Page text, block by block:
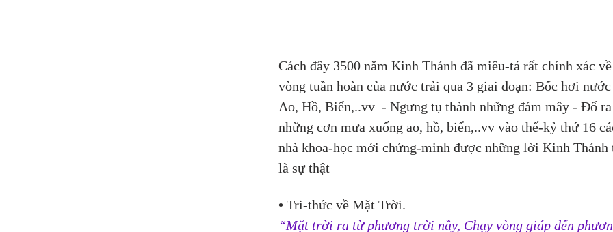
Cách đây 3500 năm Kinh Thánh đã miêu-tả rất chính xác về
vòng tuần hoàn của nước trải qua 3 giai đoạn: Bốc hơi
Ao, Hồ, Biển,..vv  - Ngưng tụ thành những đám mây - Đổ ra
những cơn mưa xuống ao, hồ, biển,..vv vào thế-kỷ thứ 16
nhà khoa-học mới chứng-minh được những lời Kinh Thánh
là sự thật
• Tri-thức về Mặt Trời.
“Mặt trời ra từ phương trời nầy, Chạy vòng giáp đến